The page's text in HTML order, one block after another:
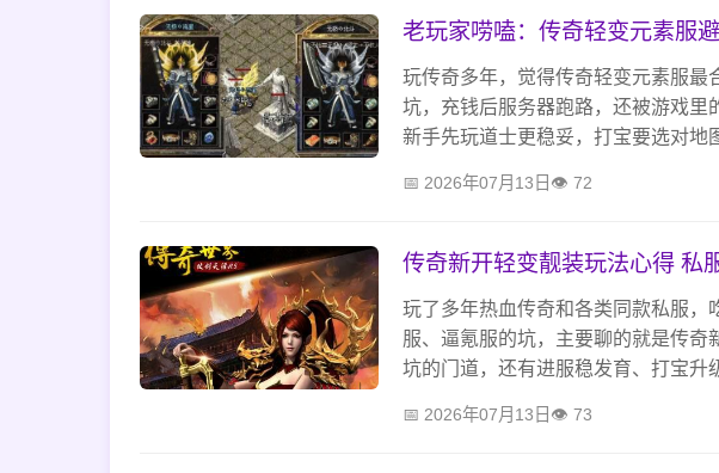
老玩家唠嗑：传奇轻变元素服
玩传奇多年，觉得传奇轻变元素服最
坑，充钱后服务器跑路，还被游戏里
新手先玩道士更稳妥，打宝要选对地
2026年07月13日 72
传奇新开轻变靓装玩法心得 私
玩了多年热血传奇和各类同款私服，
服、逼氪服的坑，主要聊的就是传
坑的门道，还有进服稳发育、打宝升
2026年07月13日 73